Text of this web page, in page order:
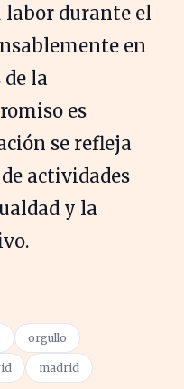
labor durante el
en
de la
es
se refleja
actividades
y la
orgullo
madrid